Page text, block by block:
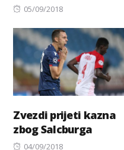
Posted
05/09/2018
Zvezdi prijeti kazna
zbog Salcburga
Posted
04/09/2018